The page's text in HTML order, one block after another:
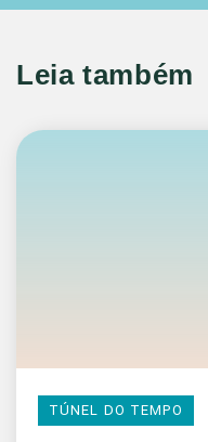
Leia também
TÚNEL DO TEMPO